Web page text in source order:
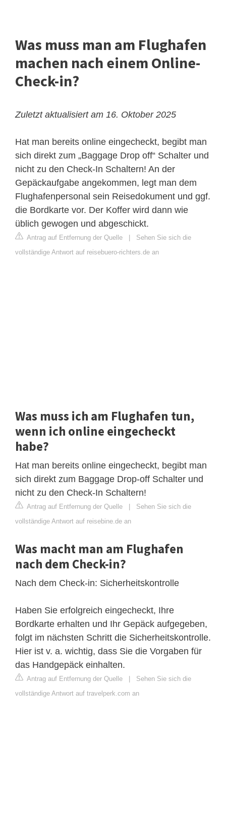
Was muss man am Flughafen
machen nach einem Online-
Check-in?
Zuletzt aktualisiert am 16. Oktober 2025
Hat man bereits online eingecheckt, begibt man
sich direkt zum „Baggage Drop off“ Schalter und
nicht zu den Check-In Schaltern! An der
Gepäckaufgabe angekommen, legt man dem
Flughafenpersonal sein Reisedokument und ggf.
die Bordkarte vor. Der Koffer wird dann wie
üblich gewogen und abgeschickt.
Antrag auf Entfernung der Quelle
Sehen Sie sich die
vollständige Antwort auf reisebuero-richters.de an
Was muss ich am Flughafen tun,
wenn ich online eingecheckt
habe?
Hat man bereits online eingecheckt, begibt man
sich direkt zum Baggage Drop-off Schalter und
nicht zu den Check-In Schaltern!
Antrag auf Entfernung der Quelle
Sehen Sie sich die
vollständige Antwort auf reisebine.de an
Was macht man am Flughafen
nach dem Check-in?
Nach dem Check-in: Sicherheitskontrolle
Haben Sie erfolgreich eingecheckt, Ihre
Bordkarte erhalten und Ihr Gepäck aufgegeben,
folgt im nächsten Schritt die Sicherheitskontrolle.
Hier ist v. a. wichtig, dass Sie die Vorgaben für
das Handgepäck einhalten.
Antrag auf Entfernung der Quelle
Sehen Sie sich die
vollständige Antwort auf travelperk.com an